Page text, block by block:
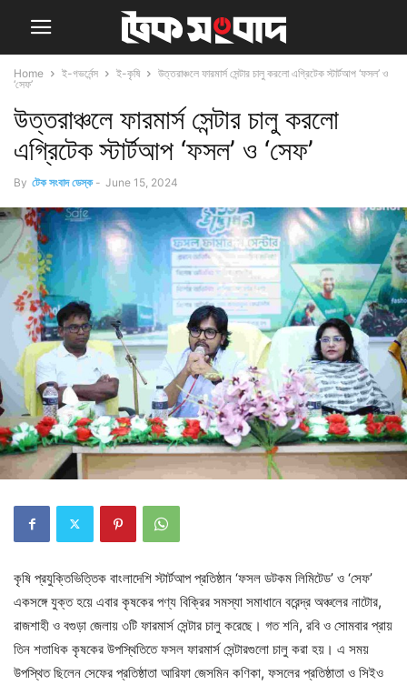
Home ই-গভর্নেন্স ই-কৃষি
উত্তরাঞ্চলে ফারমার্স সেন্টার চালু করলো এগ্রিটেক স্টার্টআপ ‘ফসল’ ও
‘সেফ’
উত্তরাঞ্চলে ফারমার্স সেন্টার চালু করলো
এগ্রিটেক স্টার্টআপ ‘ফসল’ ও ‘সেফ’
By টেক সংবাদ ডেস্ক - June 15, 2024
কৃষি প্রযুক্তিভিত্তিক বাংলাদেশি স্টার্টআপ প্রতিষ্ঠান ‘ফসল ডটকম লিমিটেড’ ও ‘সেফ’
একসঙ্গে যুক্ত হয়ে এবার কৃষকের পণ্য বিক্রির সমস্যা সমাধানে বরেন্দ্র অঞ্চলের নাটোর,
রাজশাহী ও বগুড়া জেলায় ৩টি ফারমার্স সেন্টার চালু করেছে। গত শনি, রবি ও সোমবার প্রায়
তিন শতাধিক কৃষকের উপস্থিতিতে ফসল ফারমার্স সেন্টারগুলো চালু করা হয়। এ সময়
উপস্থিত ছিলেন সেফের প্রতিষ্ঠাতা আরিফা জেসমিন কণিকা, ফসলের প্রতিষ্ঠাতা ও সিইও